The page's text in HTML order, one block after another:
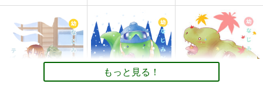
ゲリラ レジスタン
もっとも清潔なもの
乱痴気事虫所
大越史記全書/陳紀
ナントカ堂
ホワイト
カート
サンプル
カート
サンプル
カート
幼なじみがティラノサ
とりからの巣
330 円（税込）
ティラノくん
サンプル
幼なじみがティラノサ
ウルス9
とりからの巣
330円（税込）
ティラノくん
サンプル
山川道12
とりからの巣
330円（税込）
どっちん
サンプル
もっと見る！